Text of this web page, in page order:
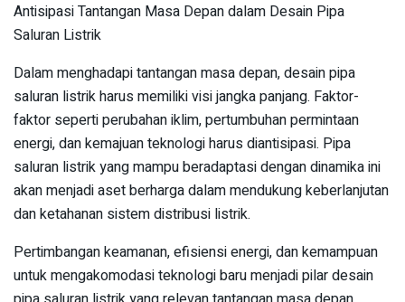
Antisipasi Tantangan Masa Depan dalam Desain Pipa
Saluran Listrik
Dalam menghadapi tantangan masa depan, desain pipa
saluran listrik harus memiliki visi jangka panjang. Faktor-
faktor seperti perubahan iklim, pertumbuhan permintaan
energi, dan kemajuan teknologi harus diantisipasi. Pipa
saluran listrik yang mampu beradaptasi dengan dinamika ini
akan menjadi aset berharga dalam mendukung keberlanjutan
dan ketahanan sistem distribusi listrik.
Pertimbangan keamanan, efisiensi energi, dan kemampuan
untuk mengakomodasi teknologi baru menjadi pilar desain